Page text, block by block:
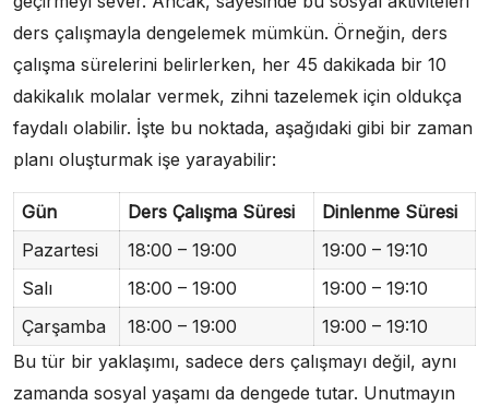
ders çalışmayla dengelemek mümkün. Örneğin, ders
çalışma sürelerini belirlerken, her 45 dakikada bir 10
dakikalık molalar vermek, zihni tazelemek için oldukça
faydalı olabilir. İşte bu noktada, aşağıdaki gibi bir zaman
planı oluşturmak işe yarayabilir:
Gün Ders Çalışma Süresi
Dinlenme Süresi
Pazartesi
18:00 – 19:00
19:00 – 19:10
Salı
18:00 – 19:00
19:00 – 19:10
Çarşamba
18:00 – 19:00
19:00 – 19:10
Bu tür bir yaklaşımı, sadece ders çalışmayı değil, aynı
zamanda sosyal yaşamı da dengede tutar. Unutmayın